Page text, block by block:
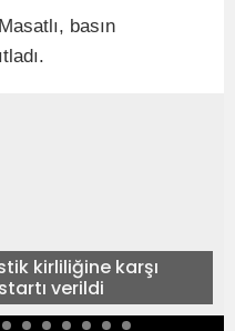
basın
kirliliğine karşı
verildi